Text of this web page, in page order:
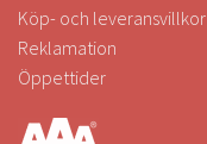
Köp- och leveransvillkor
Reklamation
Öppettider